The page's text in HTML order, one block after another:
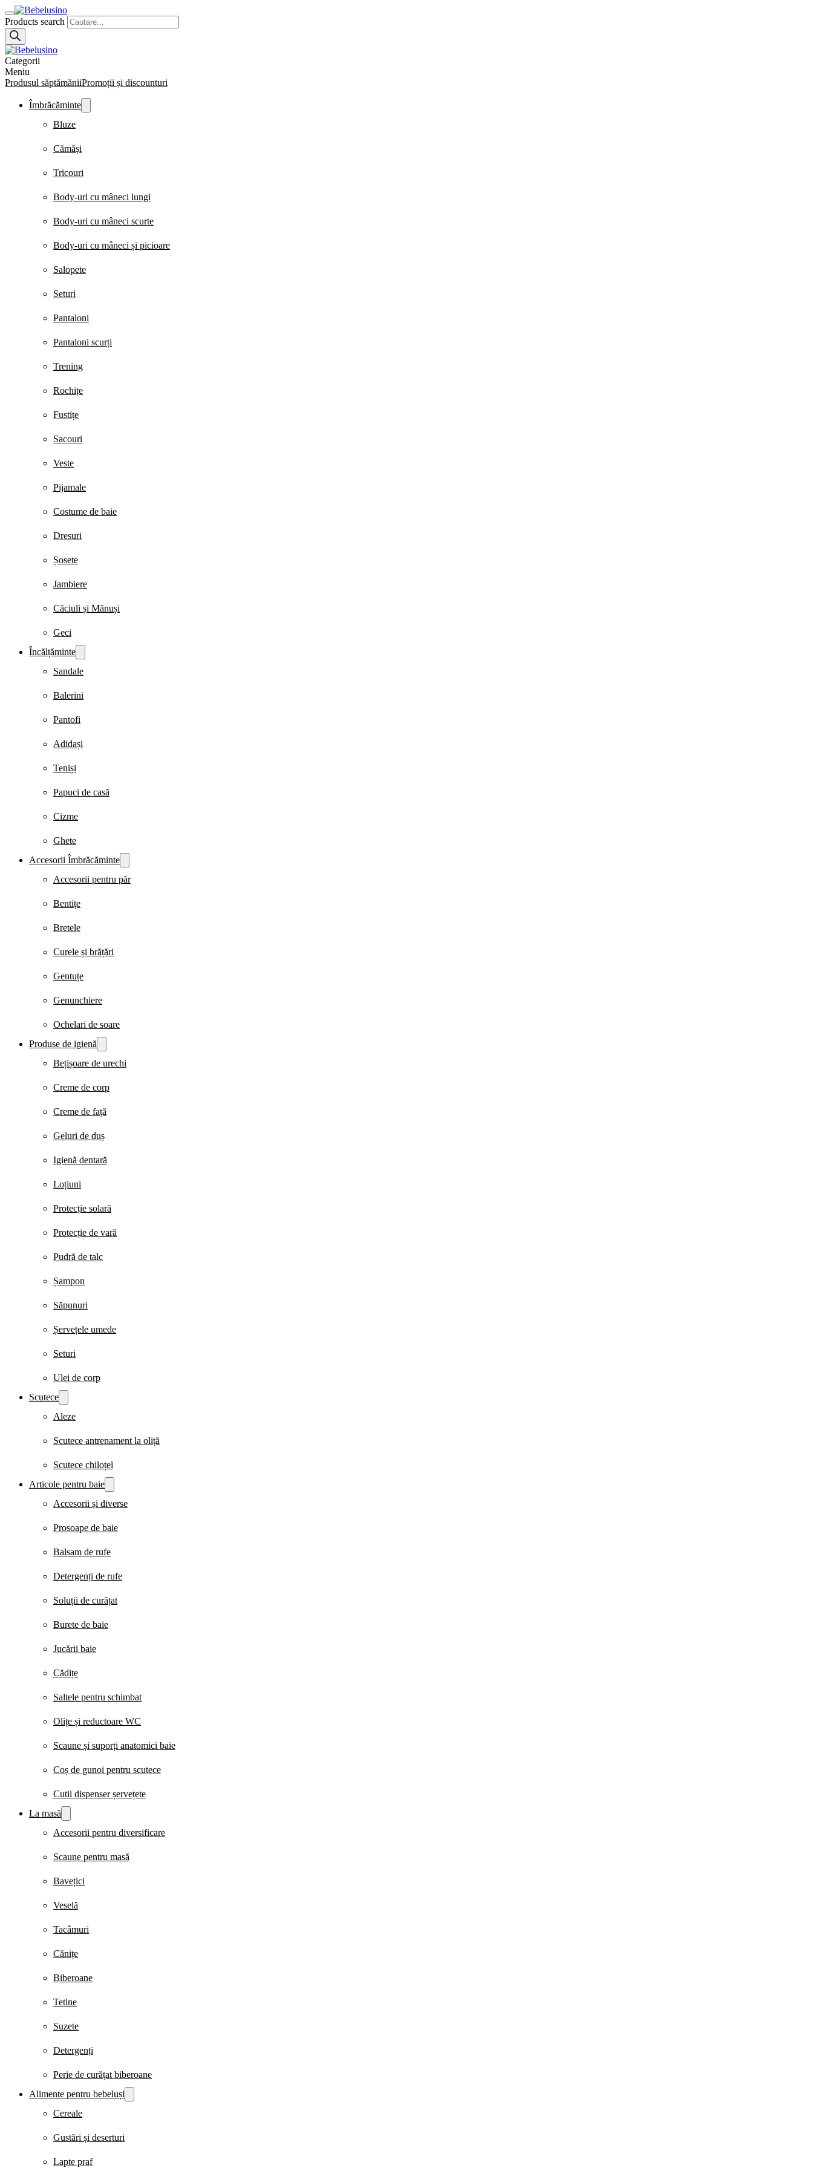
Products search
Categorii
Meniu
Produsul săptămăniiPromoții și discounturi
Îmbrăcăminte
Bluze
Cămăși
Tricouri
Body-uri cu mâneci lungi
Body-uri cu mâneci scurte
Body-uri cu mâneci și picioare
Salopete
Seturi
Pantaloni
Pantaloni scurți
Trening
Rochițe
Fustițe
Sacouri
Veste
Pijamale
Costume de baie
Dresuri
Șosete
Jambiere
Căciuli și Mănuși
Geci
Încălțăminte
Sandale
Balerini
Pantofi
Adidași
Teniși
Papuci de casă
Cizme
Ghete
Accesorii Îmbrăcăminte
Accesorii pentru păr
Bentițe
Bretele
Curele și brățări
Gentuțe
Genunchiere
Ochelari de soare
Produse de igienă
Bețișoare de urechi
Creme de corp
Creme de față
Geluri de duș
Igienă dentară
Loțiuni
Protecție solară
Protecție de vară
Pudră de talc
Șampon
Săpunuri
Șervețele umede
Seturi
Ulei de corp
Scutece
Aleze
Scutece antrenament la oliță
Scutece chiloțel
Articole pentru baie
Accesorii și diverse
Prosoape de baie
Balsam de rufe
Detergenți de rufe
Soluții de curățat
Burete de baie
Jucării baie
Cădițe
Saltele pentru schimbat
Olițe și reductoare WC
Scaune și suporți anatomici baie
Coș de gunoi pentru scutece
Cutii dispenser șervețete
La masă
Accesorii pentru diversificare
Scaune pentru masă
Bavețici
Veselă
Tacâmuri
Cănițe
Biberoane
Tetine
Suzete
Detergenți
Perie de curățat biberoane
Alimente pentru bebeluși
Cereale
Gustări și deserturi
Lapte praf